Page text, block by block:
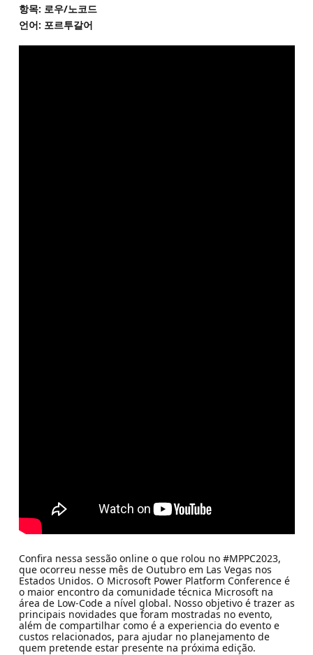
항목: 로우/노코드
언어: 포르투갈어
Confira nessa sessão online o que rolou no #MPPC2023,
que ocorreu nesse mês de Outubro em Las Vegas nos
Estados Unidos. O Microsoft Power Platform Conference é
o maior encontro da comunidade técnica Microsoft na
área de Low-Code a nível global. Nosso objetivo é trazer as
principais novidades que foram mostradas no evento,
além de compartilhar como é a experiencia do evento e
custos relacionados, para ajudar no planejamento de
quem pretende estar presente na próxima edição.